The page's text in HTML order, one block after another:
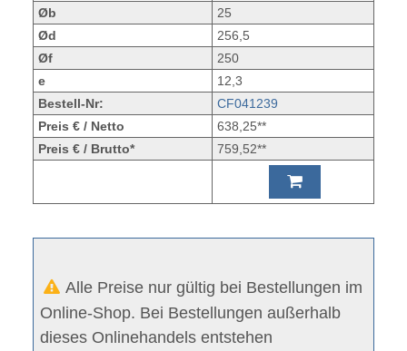
Øb
25
Ød
256,5
Øf
250
e
12,3
Bestell-Nr:
CF041239
Preis € / Netto
638,25**
Preis € / Brutto*
759,52**
Alle Preise nur gültig bei Bestellungen im
Online-Shop. Bei Bestellungen außerhalb
dieses Onlinehandels entstehen